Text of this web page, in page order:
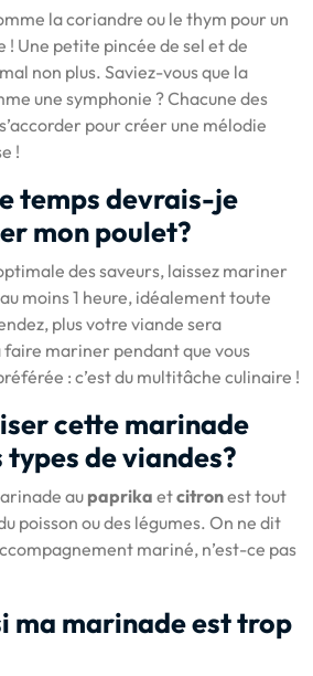
la coriandre ou le thym pour un
! Une petite pincée de sel et de
non plus. Saviez-vous que la
une symphonie ? Chacune des
pour créer une mélodie
!
temps devrais-je
mon poulet?
des saveurs, laissez mariner
moins 1 heure, idéalement toute
plus votre viande sera
faire mariner pendant que vous
: c’est du multitâche culinaire !
cette marinade
types de viandes?
au paprika etcitronest tout
poisson ou des légumes. On ne dit
mariné, n’est-ce pas
ma marinade est trop